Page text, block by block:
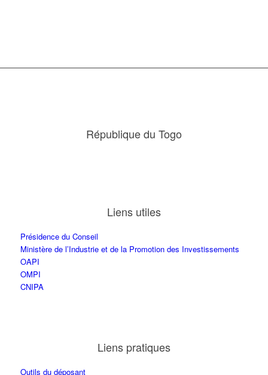
République du Togo
Liens utiles
Présidence du Conseil
Ministère de l’Industrie et de la Promotion des Investissements
OAPI
OMPI
CNIPA
Liens pratiques
Outils du déposant